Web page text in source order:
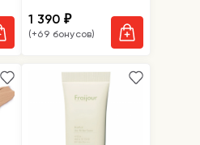
1 390₽
(+69 бонусов)